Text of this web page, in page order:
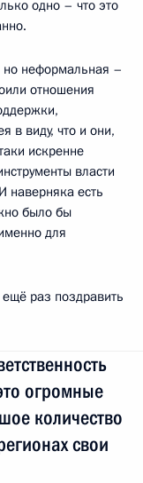
одно – что это
неформальная –
отношения
в виду, что и они,
искренне
власти
наверняка есть
было бы
для
раз поздравить
огромные
количество
свои